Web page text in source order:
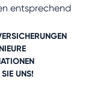
entsprechend
UNS!